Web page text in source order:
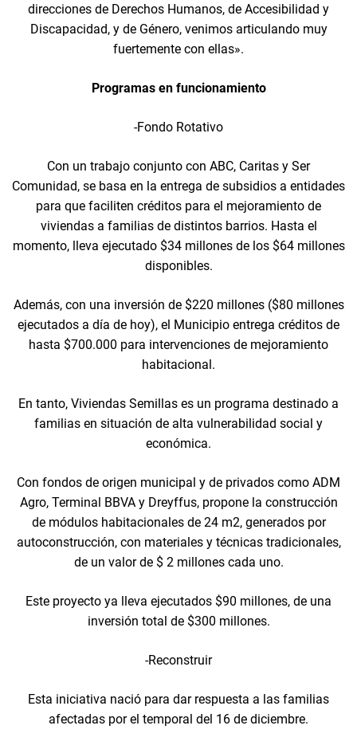
direcciones de Derechos Humanos, de Accesibilidad y
Discapacidad, y de Género, venimos articulando muy
fuertemente con ellas».
Programas en funcionamiento
-Fondo Rotativo
Con un trabajo conjunto con ABC, Caritas y Ser
Comunidad, se basa en la entrega de subsidios a entidades
para que faciliten créditos para el mejoramiento de
viviendas a familias de distintos barrios. Hasta el
momento, lleva ejecutado $34 millones de los $64 millones
disponibles.
Además, con una inversión de $220 millones ($80 millones
ejecutados a día de hoy), el Municipio entrega créditos de
hasta $700.000 para intervenciones de mejoramiento
habitacional.
En tanto, Viviendas Semillas es un programa destinado a
familias en situación de alta vulnerabilidad social y
económica.
Con fondos de origen municipal y de privados como ADM
Agro, Terminal BBVA y Dreyffus, propone la construcción
de módulos habitacionales de 24 m2, generados por
autoconstrucción, con materiales y técnicas tradicionales,
de un valor de $ 2 millones cada uno.
Este proyecto ya lleva ejecutados $90 millones, de una
inversión total de $300 millones.
-Reconstruir
Esta iniciativa nació para dar respuesta a las familias
afectadas por el temporal del 16 de diciembre.